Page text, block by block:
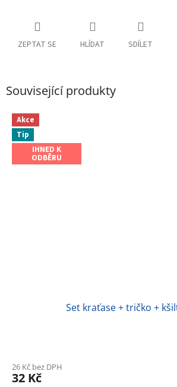
ZEPTAT SE HLÍDAT SDÍLET
Související produkty
Akce
Tip
IHNED K
ODBĚRU
Set kraťase + tričko +
26 Kč bez DPH
32 Kč